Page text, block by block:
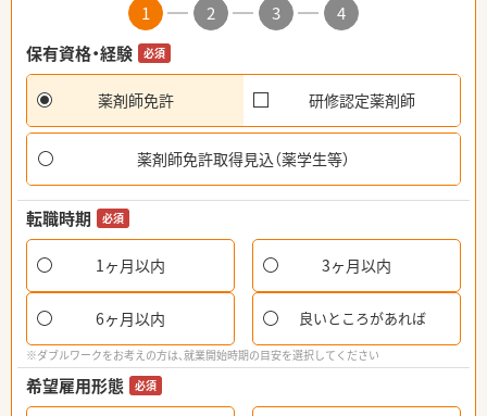
1 2 3
4
保有資格・経験
必須
薬剤師免許 研修認定薬剤師
薬剤師免許取得見込（薬学生等）
転職時期 必須
1ヶ月以内 3ヶ月以内
6ヶ月以内 良いところがあれば
※ダブルワークをお考えの方は、就業開始時期の目安を選択してください
希望雇用形態 必須